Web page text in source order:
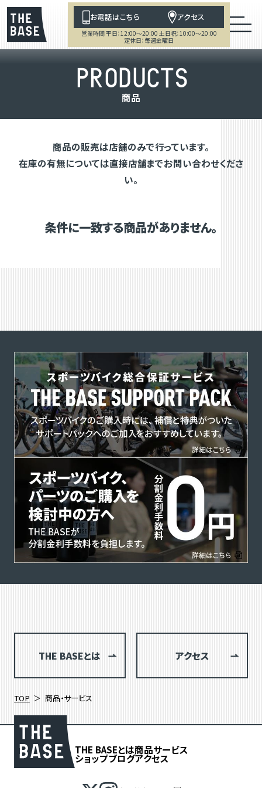
お電話はこちら アクセス
営業時間 平日：12:00～20:00 土日祝：10:00～20:00
定休日：毎週金曜日
PRODUCTS
商品
商品の販売は店舗のみで行っています。
在庫の有無については直接店舗までお問い合わせくださ
い。
条件に一致する商品がありません。
THE BASEとは アクセス
TOP 商品・サービス
THE BASEとは商品サービス
ショップブログアクセス